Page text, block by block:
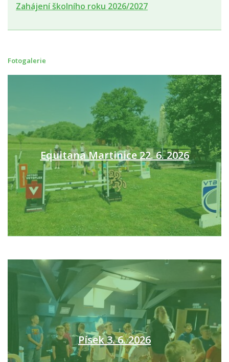
Zahájení školního roku 2026/2027
Fotogalerie
Equitana Martinice 22. 6. 2026
Písek 3. 6. 2026